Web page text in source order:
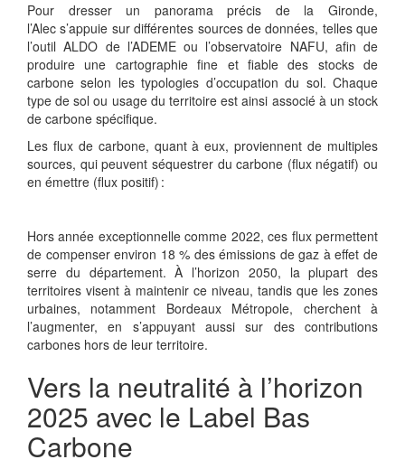
Pour dresser un panorama précis de la Gironde,
l’Alec s’appuie sur différentes sources de données, telles que
l’outil ALDO de l’ADEME ou l’observatoire NAFU, afin de
produire une cartographie fine et fiable des stocks de
carbone selon les typologies d’occupation du sol. Chaque
type de sol ou usage du territoire est ainsi associé à un stock
de carbone spécifique.
Les flux de carbone, quant à eux, proviennent de multiples
sources, qui peuvent séquestrer du carbone (flux négatif) ou
en émettre (flux positif) :
Hors année exceptionnelle comme 2022, ces flux permettent
de compenser environ 18 % des émissions de gaz à effet de
serre du département. À l’horizon 2050, la plupart des
territoires visent à maintenir ce niveau, tandis que les zones
urbaines, notamment Bordeaux Métropole, cherchent à
l’augmenter, en s’appuyant aussi sur des contributions
carbones hors de leur territoire.
Vers la neutralité à l’horizon
2025 avec le Label Bas
Carbone